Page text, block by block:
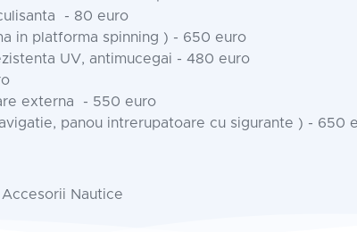
- 80 euro
in platforma spinning ) - 650 euro
UV, antimucegai - 480 euro
externa - 550 euro
panou intrerupatoare cu sigurante ) - 650
Nautice